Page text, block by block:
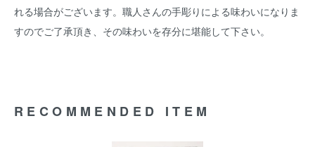
れる場合がございます。職人さんの手彫りによる味わいになりま
すのでご了承頂き、その味わいを存分に堪能して下さい。
RECOMMENDED ITEM